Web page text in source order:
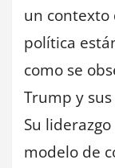
un contexto
política
como se
Trump y
Su
modelo de